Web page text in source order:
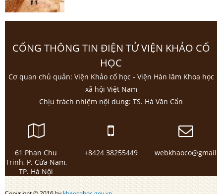
CỔNG THÔNG TIN ĐIỆN TỬ VIỆN KHẢO CỔ
HỌC
Cơ quan chủ quản: Viện Khảo cổ học - Viện Hàn lâm Khoa học
xã hội Việt Nam
Chịu trách nhiệm nội dung: TS. Hà Văn Cẩn
61 Phan Chu
Trinh, P. Cửa Nam,
TP. Hà Nội
+8424 38255449